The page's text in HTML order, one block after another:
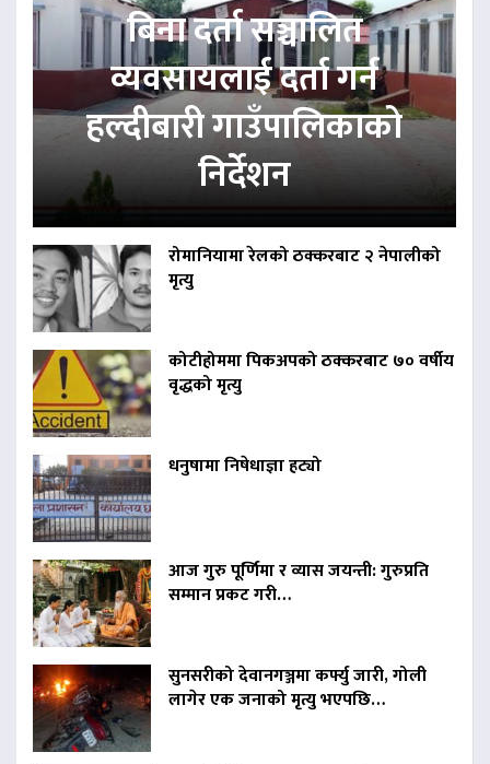
बिना दर्ता सञ्चालित
व्यवसायलाई दर्ता गर्न
हल्दीबारी गाउँपालिकाको
निर्देशन
रोमानियामा रेलको ठक्करबाट २ नेपालीको
मृत्यु
कोटीहोममा पिकअपको ठक्करबाट ७० वर्षीय
वृद्धको मृत्यु
धनुषामा निषेधाज्ञा हट्यो
आज गुरु पूर्णिमा र व्यास जयन्ती: गुरुप्रति
सम्मान प्रकट गरी…
सुनसरीको देवानगञ्जमा कर्फ्यु जारी, गोली
लागेर एक जनाको मृत्यु भएपछि…